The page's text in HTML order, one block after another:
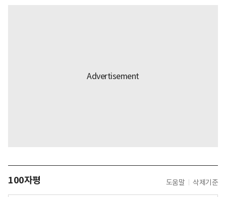
100자평 도움말 삭제기준